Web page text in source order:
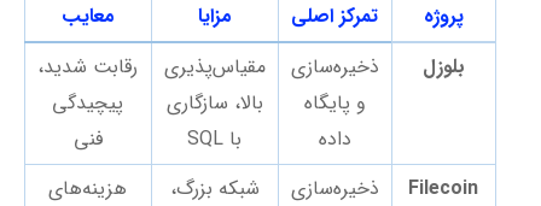
پروژه تمرکز اصلی مزایا
معایب
بلوزل
ذخیره‌سازی
و پایگاه
داده
مقیاس‌پذیری
بالا، سازگاری
با SQL
رقابت شدید،
پیچیدگی
فنی
Filecoin
ذخیره‌سازی
شبکه بزرگ،
هزینه‌های